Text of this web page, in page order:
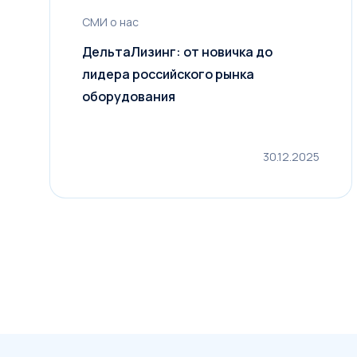
СМИ о нас
ДельтаЛизинг: от новичка до
лидера российского рынка
оборудования
30.12.2025